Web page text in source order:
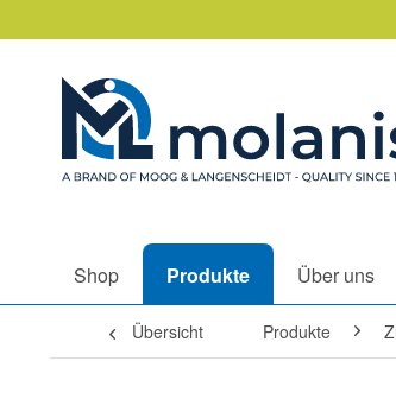
Shop Produkte Über uns
Übersicht Produkte